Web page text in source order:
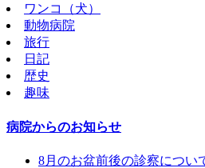
ワンコ（犬）
動物病院
旅行
日記
歴史
趣味
病院からのお知らせ
8月のお盆前後の診察につい